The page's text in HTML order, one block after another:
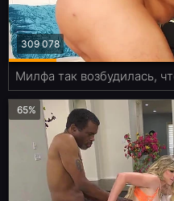
309 078
65%